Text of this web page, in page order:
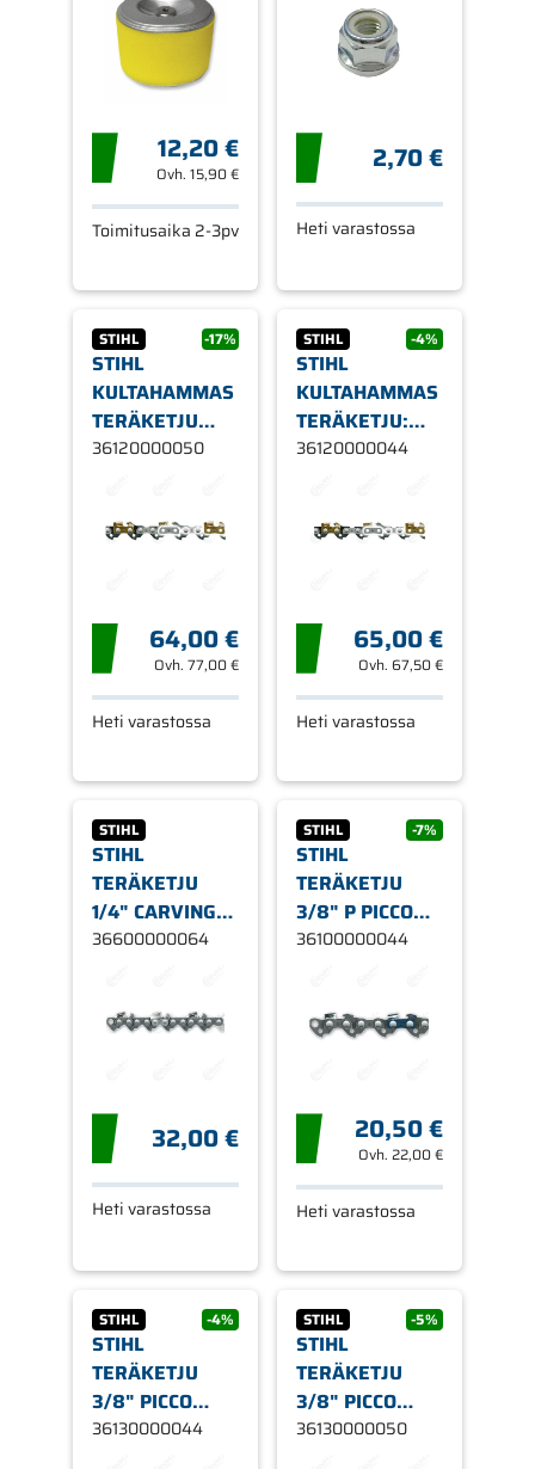
12,20 €
Ovh. 15,90 €
Toimitusaika 2-3pv
JONSERED,
PARTNER
2,70 €
Heti varastossa
STIHL -17%
STIHL
KULTAHAMMAS
TERÄKETJU
PD3 3/8'
36120000050
64,00 €
Ovh. 77,00 €
Heti varastossa
STIHL -4%
STIHL
KULTAHAMMAS
TERÄKETJU:
3/8" PICCO
MM
36120000044
65,00 €
Ovh. 67,50 €
Heti varastossa
STIHL
STIHL
TERÄKETJU
1/4" CARVING
RAPID MICRO
36600000064
32,00 €
Heti varastossa
STIHL -7%
STIHL
TERÄKETJU
3/8" P PICCO
MICRO MINI 3
36100000044
20,50 €
Ovh.22,00 €
Heti varastossa
STIHL -4%
STIHL
TERÄKETJU
3/8" PICCO
MICRO (PM), 44
36130000044
STIHL -5%
STIHL
TERÄKETJU
3/8" PICCO
MICRO (PM), 50
36130000050